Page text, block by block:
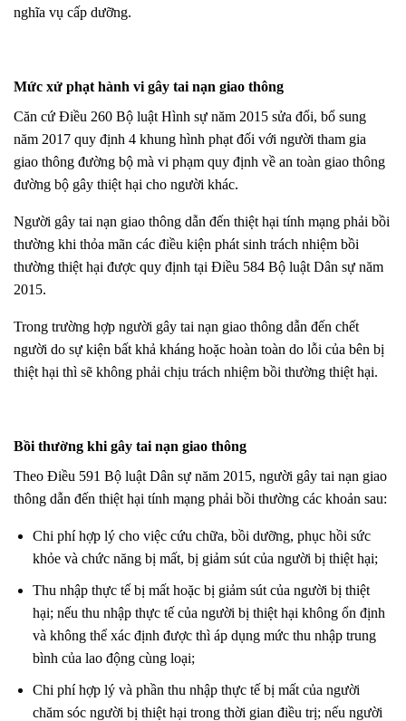
nghĩa vụ cấp dưỡng.
Mức xử phạt hành vi gây tai nạn giao thông
Căn cứ Điều 260 Bộ luật Hình sự năm 2015 sửa đổi, bổ sung
năm 2017 quy định 4 khung hình phạt đối với người tham gia
giao thông đường bộ mà vi phạm quy định về an toàn giao thông
đường bộ gây thiệt hại cho người khác.
Người gây tai nạn giao thông dẫn đến thiệt hại tính mạng phải bồi
thường khi thỏa mãn các điều kiện phát sinh trách nhiệm bồi
thường thiệt hại được quy định tại Điều 584 Bộ luật Dân sự năm
2015.
Trong trường hợp người gây tai nạn giao thông dẫn đến chết
người do sự kiện bất khả kháng hoặc hoàn toàn do lỗi của bên bị
thiệt hại thì sẽ không phải chịu trách nhiệm bồi thường thiệt hại.
Bồi thường khi gây tai nạn giao thông
Theo Điều 591 Bộ luật Dân sự năm 2015, người gây tai nạn giao
thông dẫn đến thiệt hại tính mạng phải bồi thường các khoản sau:
Chi phí hợp lý cho việc cứu chữa, bồi dưỡng, phục hồi sức
khỏe và chức năng bị mất, bị giảm sút của người bị thiệt hại;
Thu nhập thực tế bị mất hoặc bị giảm sút của người bị thiệt
hại; nếu thu nhập thực tế của người bị thiệt hại không ổn định
và không thể xác định được thì áp dụng mức thu nhập trung
bình của lao động cùng loại;
Chi phí hợp lý và phần thu nhập thực tế bị mất của người
chăm sóc người bị thiệt hại trong thời gian điều trị; nếu người